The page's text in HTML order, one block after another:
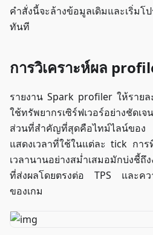
คำสั่งนี้จะล้างข้อมูลเดิมและเริ่มโ
ทันที
การวิเคราะห์ผล
รายงาน Spark profiler ให้รายล
ใช้ทรัพยากรเซิร์ฟเวอร์อย่างชัดเ
ส่วนที่สำคัญที่สุดคือไทม์ไลน์ขอ
แสดงเวลาที่ใช้ในแต่ละ tick กา
เวลานานอย่างสม่ำเสมอมักบ่งชี้ถึ
ที่ส่งผลโดยตรงต่อ TPS และคว
ของเกม